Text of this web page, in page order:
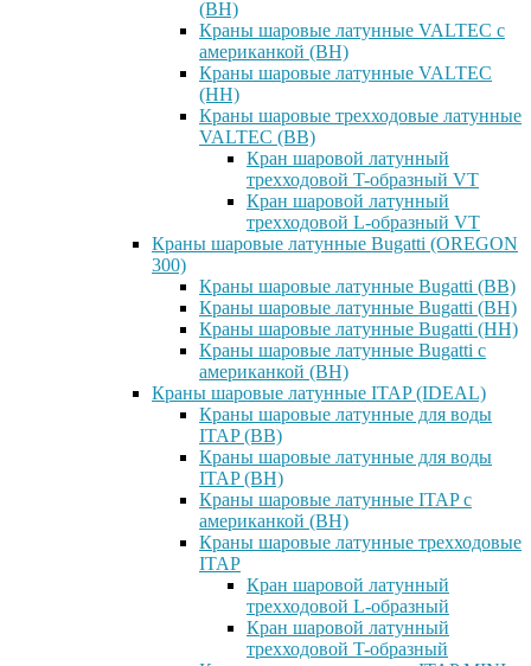
(ВН)
Краны шаровые латунные VALTEC с
американкой (ВН)
Краны шаровые латунные VALTEC
(НН)
Краны шаровые трехходовые латунные
VALTEC (ВВ)
Кран шаровой латунный
трехходовой T-образный VT
Кран шаровой латунный
трехходовой L-образный VT
Краны шаровые латунные Bugatti (OREGON
300)
Краны шаровые латунные Bugatti (ВВ)
Краны шаровые латунные Bugatti (ВН)
Краны шаровые латунные Bugatti (НН)
Краны шаровые латунные Bugatti с
американкой (ВН)
Краны шаровые латунные ITAP (IDEAL)
Краны шаровые латунные для воды
ITAP (ВВ)
Краны шаровые латунные для воды
ITAP (ВН)
Краны шаровые латунные ITAP с
американкой (ВН)
Краны шаровые латунные трехходовые
ITAP
Кран шаровой латунный
трехходовой L-образный
Кран шаровой латунный
трехходовой T-образный